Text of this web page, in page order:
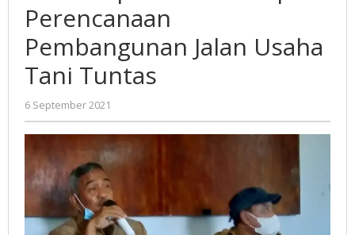
Tani
Tuntas
Perencanaan
Pembangunan Jalan Usaha
Tani Tuntas
6 September 2021
Gatot
Susanto